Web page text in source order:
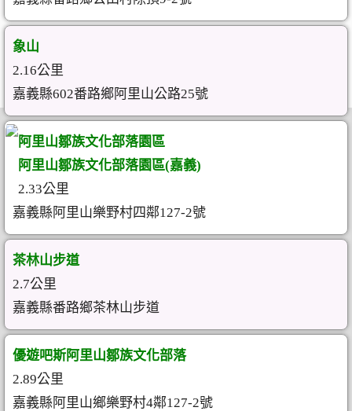
象山
2.16公里
嘉義縣602番路鄉阿里山公路25號
阿里山鄒族文化部落園區
阿里山鄒族文化部落園區(嘉義)
2.33公里
嘉義縣阿里山樂野村四鄰127-2號
茶林山步道
2.7公里
嘉義縣番路鄉茶林山步道
優遊吧斯阿里山鄒族文化部落
2.89公里
嘉義縣阿里山鄉樂野村4鄰127-2號